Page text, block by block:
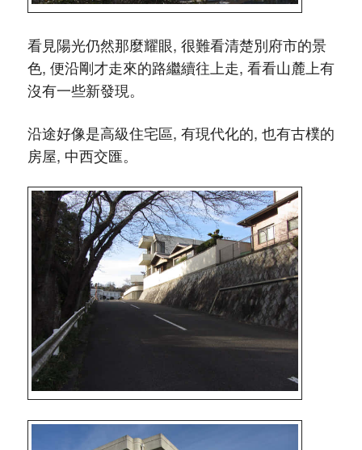
看見陽光仍然那麼耀眼, 很難看清楚別府市的景
色, 便沿剛才走來的路繼續往上走, 看看山麓上有
沒有一些新發現。
沿途好像是高級住宅區, 有現代化的, 也有古樸的
房屋, 中西交匯。